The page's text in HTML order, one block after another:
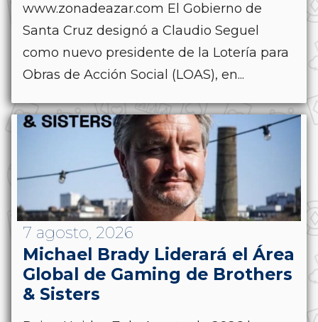
www.zonadeazar.com El Gobierno de
Santa Cruz designó a Claudio Seguel
como nuevo presidente de la Lotería para
Obras de Acción Social (LOAS), en...
7 agosto, 2026
Michael Brady Liderará el Área
Global de Gaming de Brothers
& Sisters